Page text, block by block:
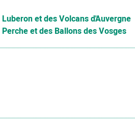
et des Volcans d'Auvergne
et des Ballons des Vosges